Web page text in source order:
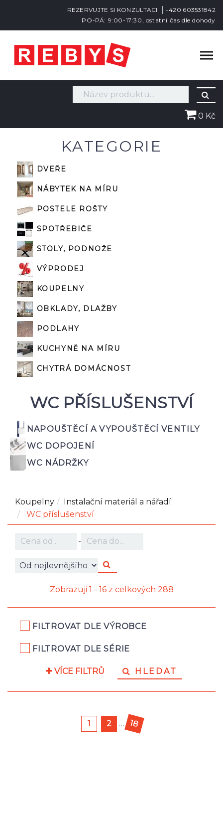
REZERVUJTE SI KONZULTACI
+420 603531842
PO-PÁ: 9:00-17:30, ostatní čas dle dohody
0 Kč
KATEGORIE
DVEŘE
NÁBYTEK NA MÍRU
POSTELE ROŠTY
SPOTŘEBIČE
STOLY, PODNOŽE
VÝPRODEJ
KOUPELNY
OBKLADY, DLAŽBY
PODLAHY
KUCHYNĚ NA MÍRU
CHYTRÁ DOMÁCNOST
WC PŘÍSLUŠENSTVÍ
NAPOUŠTĚCÍ A VYPOUŠTĚCÍ VENTILY
WC DOPOJENÍ
WC NÁDRŽKY
Koupelny
Instalační materiál a nářadí
WC příslušenství
-
Zobrazuji 1 - 16 z celkových 288
FILTROVAT DLE VÝROBCE
FILTROVAT DLE SÉRIE
VÍCE FILTRŮ HLEDAT
1 2 … 18